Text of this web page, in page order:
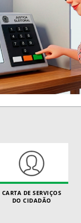
CARTA DE SERVIÇOS
DO CIDADÃO